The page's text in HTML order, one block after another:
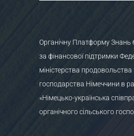
Органічну Платформу Знань
за фінансової підтримки
міністерства продовольства
господарства Німеччини в
«Німецько-українська
органічного сільського